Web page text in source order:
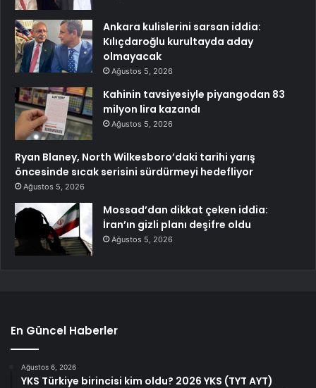
Ankara kulislerini sarsan iddia:
Kılıçdaroğlu kurultayda aday
olmayacak
Ağustos 5, 2026
Kahinin tavsiyesiyle piyangodan 83
milyon lira kazandı
Ağustos 5, 2026
Ryan Blaney, North Wilkesboro’daki tarihi yarış
öncesinde sıcak serisini sürdürmeyi hedefliyor
Ağustos 5, 2026
Mossad’dan dikkat çeken iddia:
İran’ın gizli planı deşifre oldu
Ağustos 5, 2026
En Güncel Haberler
Ağustos 6, 2026
YKS Türkiye birincisi kim oldu? 2026 YKS (TYT AYT)